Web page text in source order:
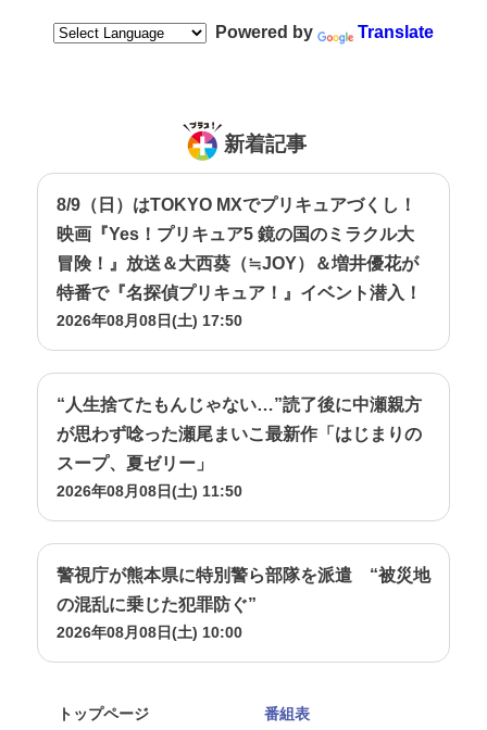
Powered by Translate
新着記事
8/9（日）はTOKYO MXでプリキュアづくし！
映画『Yes！プリキュア5 鏡の国のミラクル大
冒険！』放送＆大西葵（≒JOY）＆増井優花が
特番で『名探偵プリキュア！』イベント潜入！
2026年08月08日(土) 17:50
“人生捨てたもんじゃない…”読了後に中瀬親方
が思わず唸った瀬尾まいこ最新作「はじまりの
スープ、夏ゼリー」
2026年08月08日(土) 11:50
警視庁が熊本県に特別警ら部隊を派遣 “被災地
の混乱に乗じた犯罪防ぐ”
2026年08月08日(土) 10:00
トップページ 番組表